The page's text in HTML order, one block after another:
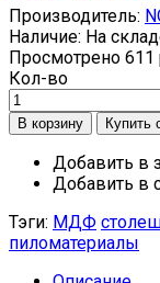
Производитель:
Наличие: На
Просмотрено 611
Кол-во
Добавить в
Добавить в
Тэги: МДФ
пиломатериалы